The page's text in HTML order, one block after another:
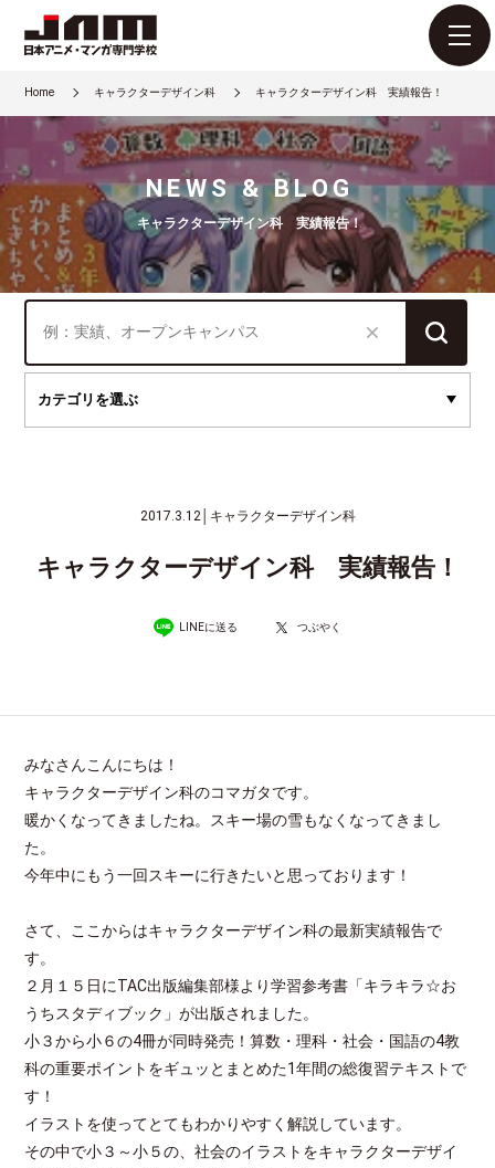
Home キャラクターデザイン科 キャラクターデザイン科 実績報告！
NEWS & BLOG
キャラクターデザイン科 実績報告！
2017.3.12 キャラクターデザイン科
キャラクターデザイン科 実績報告！
LINEに送る つぶやく
みなさんこんにちは！
キャラクターデザイン科のコマガタです。
暖かくなってきましたね。スキー場の雪もなくなってきまし
た。
今年中にもう一回スキーに行きたいと思っております！
さて、ここからはキャラクターデザイン科の最新実績報告で
す。
２月１５日にTAC出版編集部様より学習参考書「キラキラ☆お
うちスタディブック」が出版されました。
小３から小６の4冊が同時発売！算数・理科・社会・国語の4教
科の重要ポイントをギュッとまとめた1年間の総復習テキストで
す！
イラストを使ってとてもわかりやすく解説しています。
その中で小３～小５の、社会のイラストをキャラクターデザイ